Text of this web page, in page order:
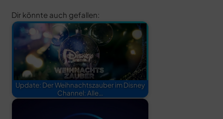
Dir könnte auch gefallen:
Update: Der Weihnachtszauber im Disney
Channel: Alle…